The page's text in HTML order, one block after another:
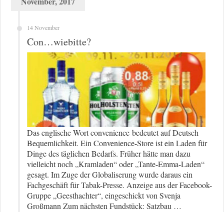
14 November
Con…wiebitte?
Das englische Wort convenience bedeutet auf Deutsch
Bequemlichkeit. Ein Convenience-Store ist ein Laden für
Dinge des täglichen Bedarfs. Früher hätte man dazu
vielleicht noch „Kramladen“ oder „Tante-Emma-Laden“
gesagt. Im Zuge der Globaliserung wurde daraus ein
Fachgeschäft für Tabak-Presse. Anzeige aus der Facebook-
Gruppe „Geesthachter“, eingeschickt von Svenja
Großmann Zum nächsten Fundstück: Satzbau …